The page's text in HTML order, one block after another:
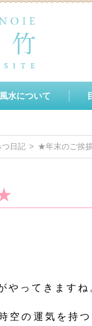
風水について
つ日記 > ★年末のご挨
やってきますね
空の運気を持